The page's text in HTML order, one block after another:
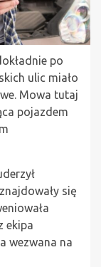
po
ulic miało
Mowa tutaj
pojazdem
się
ekipa
wezwana na